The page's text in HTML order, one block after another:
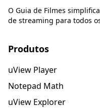
O Guia de Filmes
de streaming para todos
Produtos
uView Player
Notepad Math
uView Explorer